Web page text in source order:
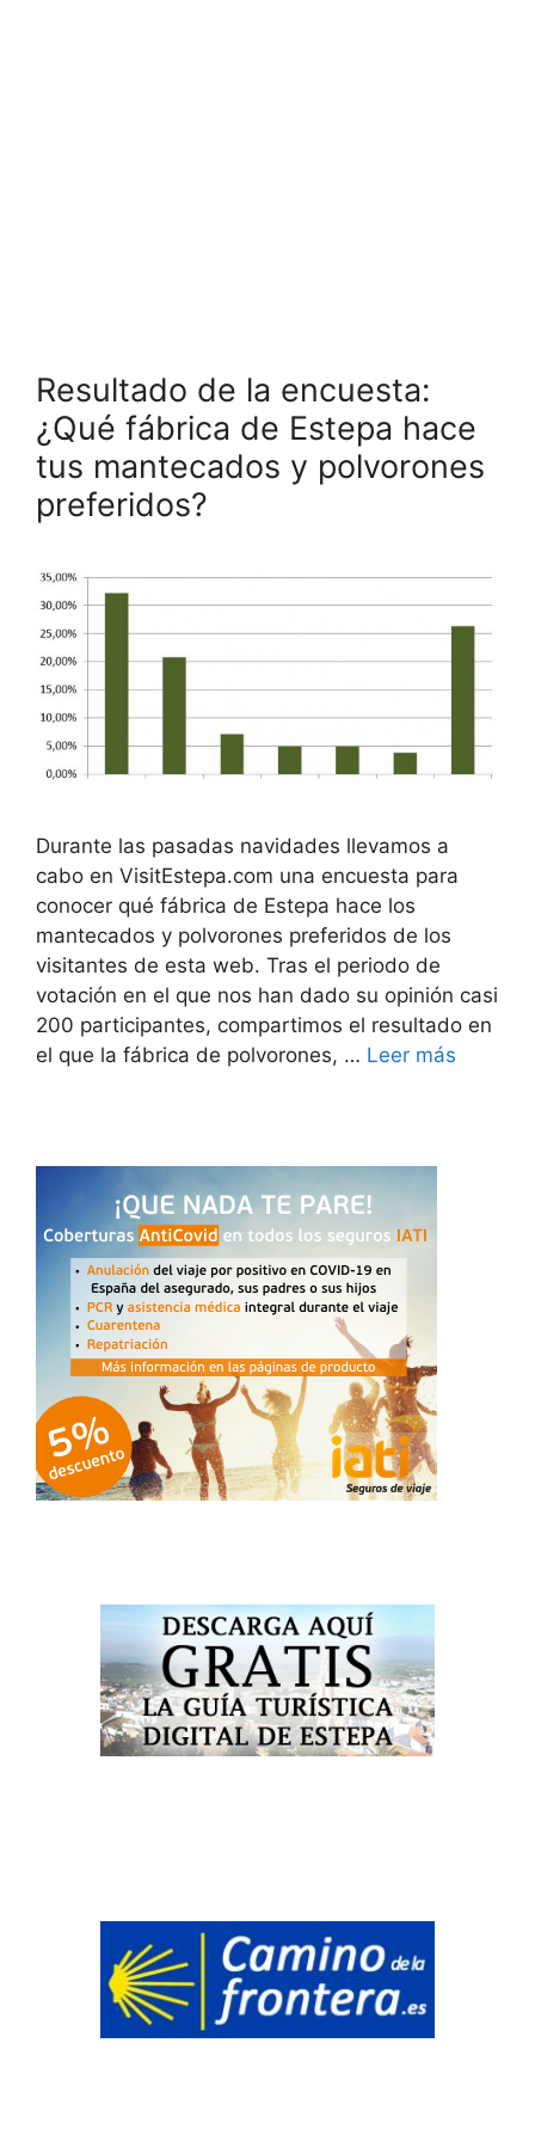
Resultado de la encuesta:
¿Qué fábrica de Estepa hace
tus mantecados y polvorones
preferidos?
Durante las pasadas navidades llevamos a
cabo en VisitEstepa.com una encuesta para
conocer qué fábrica de Estepa hace los
mantecados y polvorones preferidos de los
visitantes de esta web. Tras el periodo de
votación en el que nos han dado su opinión casi
200 participantes, compartimos el resultado en
el que la fábrica de polvorones, … Leer más